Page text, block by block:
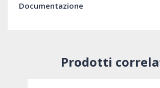
Documentazione
Prodotti